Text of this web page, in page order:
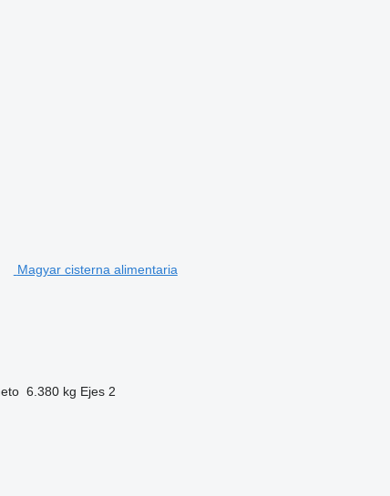
Magyar cisterna alimentaria
6.380 kg Ejes 2